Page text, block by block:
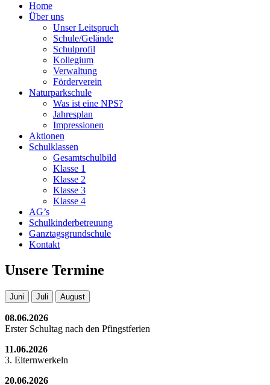
Home
Über uns
Unser Leitspruch
Schule/Gelände
Schulprofil
Kollegium
Verwaltung
Förderverein
Naturparkschule
Was ist eine NPS?
Jahresplan
Impressionen
Aktionen
Schulklassen
Gesamtschulbild
Klasse 1
Klasse 2
Klasse 3
Klasse 4
AG’s
Schulkinderbetreuung
Ganztagsgrundschule
Kontakt
Unsere Termine
Juni Juli August
08.06.2026
Erster Schultag nach den Pfingstferien
11.06.2026
3. Elternwerkeln
20.06.2026